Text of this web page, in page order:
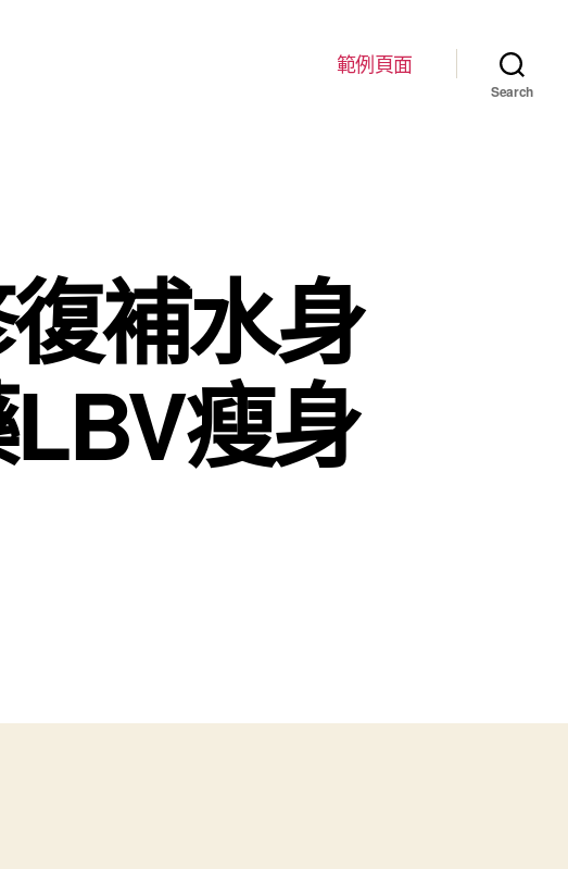
範例頁面
Search
補水身
瘦身